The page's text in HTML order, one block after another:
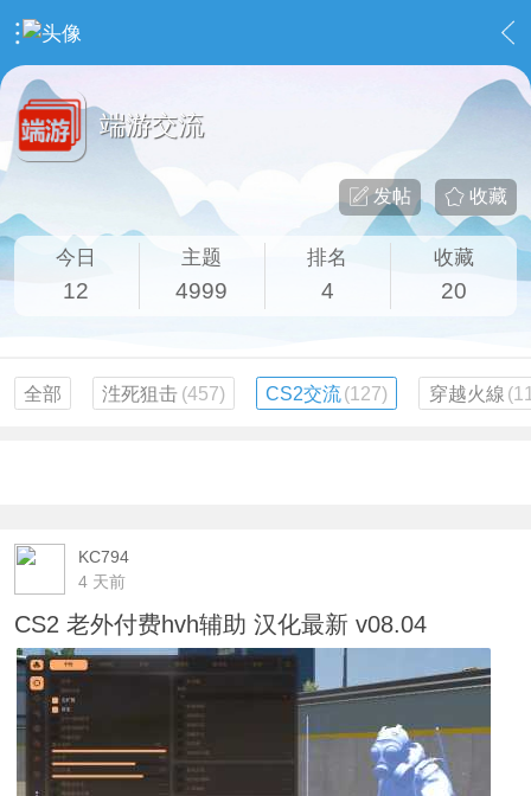
社区广场 › 端游交流
端游交流
收藏
发帖
今日
12
主题
4999
排名
4
收藏
20
全部 泩死狙击 (457) CS2交流(127) 穿越火線
KC794
4 天前
CS2 老外付费hvh辅助 汉化最新 v08.04